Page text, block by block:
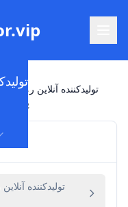
تولیدکننده آنلاین رمز
تولیدکننده